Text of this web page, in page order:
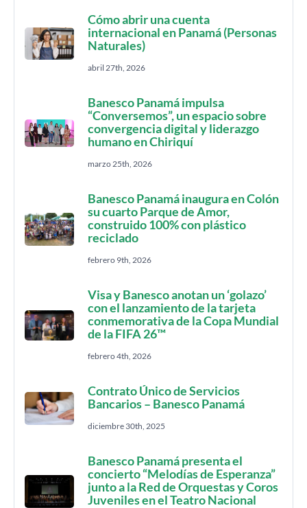
Cómo abrir una cuenta
internacional en Panamá (Personas
Naturales)
abril 27th, 2026
Banesco Panamá impulsa
“Conversemos”, un espacio sobre
convergencia digital y liderazgo
humano en Chiriquí
marzo 25th, 2026
Banesco Panamá inaugura en Colón
su cuarto Parque de Amor,
construido 100% con plástico
reciclado
febrero 9th, 2026
Visa y Banesco anotan un ‘golazo’
con el lanzamiento de la tarjeta
conmemorativa de la Copa Mundial
de la FIFA 26™
febrero 4th, 2026
Contrato Único de Servicios
Bancarios – Banesco Panamá
diciembre 30th, 2025
Banesco Panamá presenta el
concierto “Melodías de Esperanza”
junto a la Red de Orquestas y Coros
Juveniles en el Teatro Nacional